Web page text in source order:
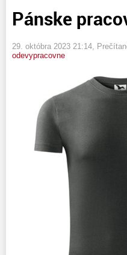
Pánske
29. októbra 2023 21:14 ,
odevypracovne